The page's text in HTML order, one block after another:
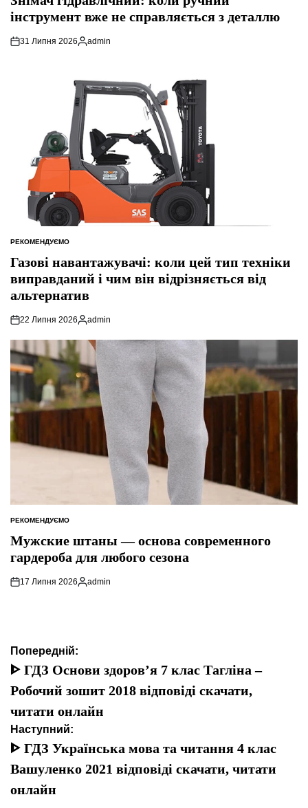
інструмент вже не справляється з деталлю
31 Липня 2026
Опубліковано
admin
ОПУБЛІКУВАТИ
РЕКОМЕНДУЄМО
Газові навантажувачі: коли цей тип техніки
виправданий і чим він відрізняється від
альтернатив
22 Липня 2026
Опубліковано
admin
ОПУБЛІКУВАТИ
РЕКОМЕНДУЄМО
Мужские штаны — основа современного
гардероба для любого сезона
17 Липня 2026
Опубліковано
admin
Навігація
записів
Попередній:
ᐈ ГДЗ Основи здоров’я 7 клас Тагліна –
Робочий зошит 2018 відповіді скачати,
читати онлайн
Наступний:
ᐈ ГДЗ Українська мова та читання 4 клас
Вашуленко 2021 відповіді скачати, читати
онлайн